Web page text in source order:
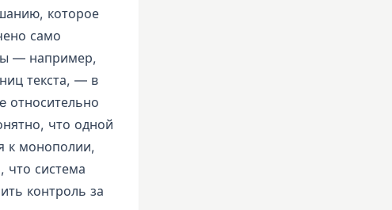
которое
само
— например,
текста, — в
относительно
что одной
к монополии,
что система
контроль за